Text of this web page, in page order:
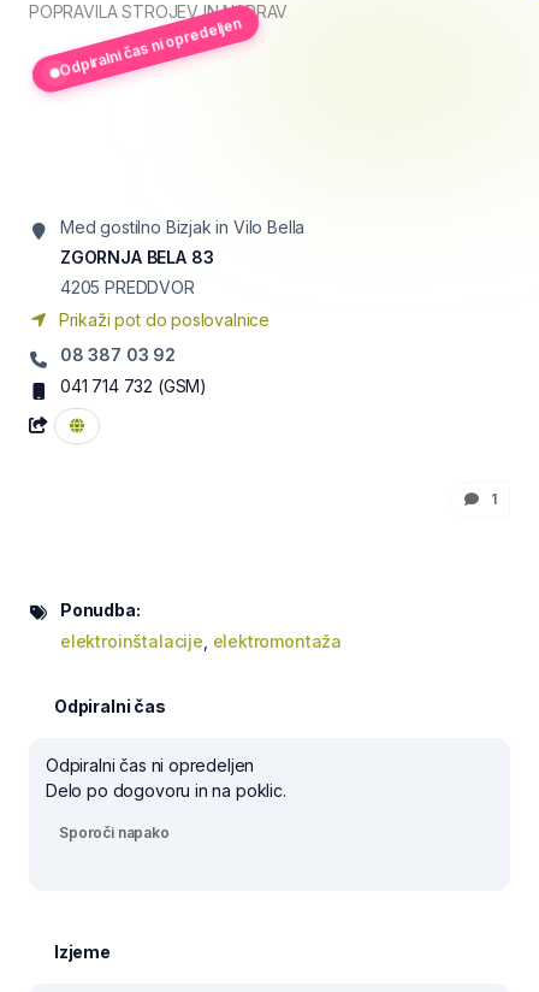
POPRAVILA STROJEV IN NAPRAV
Odpiralni čas ni opredeljen
Med gostilno Bizjak in Vilo Bella
ZGORNJA BELA 83
4205 PREDDVOR
Prikaži pot do poslovalnice
08 387 03 92
041 714 732 (GSM)
1
Ponudba:
elektroinštalacije elektromontaža
Odpiralni čas
Odpiralni čas ni opredeljen
Delo po dogovoru in na poklic.
Sporoči napako
Izjeme